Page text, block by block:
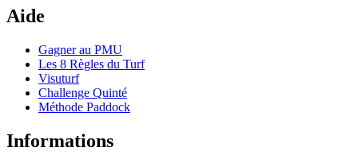
Aide
Gagner au PMU
Les 8 Règles du Turf
Visuturf
Challenge Quinté
Méthode Paddock
Informations